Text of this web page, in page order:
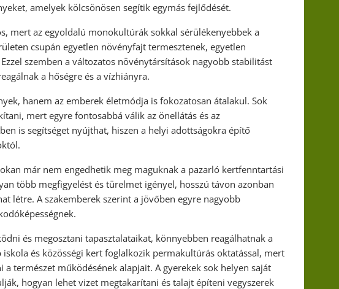
amelyek kölcsönösen segítik egymás fejlődését.
mert az egyoldalú monokultúrák sokkal sérülékenyebbek a
csupán egyetlen növényfajt termesztenek, egyetlen
szemben a változatos növénytársítások nagyobb stabilitást
a hőségre és a vízhiányra.
hanem az emberek életmódja is fokozatosan átalakul. Sok
mert egyre fontosabbá válik az önellátás és az
is segítséget nyújthat, hiszen a helyi adottságokra építő
már nem engedhetik meg maguknak a pazarló kertfenntartási
több megfigyelést és türelmet igényel, hosszú távon azonban
létre. A szakemberek szerint a jövőben egyre nagyobb
és megosztani tapasztalataikat, könnyebben reagálhatnak a
és közösségi kert foglalkozik permakultúrás oktatással, mert
természet működésének alapjait. A gyerekek sok helyen saját
hogyan lehet vizet megtakarítani és talajt építeni vegyszerek